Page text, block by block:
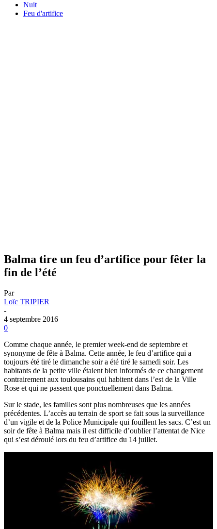
Nuit
Feu d'artifice
Balma tire un feu d’artifice pour fêter la
fin de l’été
Par
Loïc TRIPIER
-
4 septembre 2016
0
Comme chaque année, le premier week-end de septembre et
synonyme de fête à Balma. Cette année, le feu d’artifice qui a
toujours été tiré le dimanche soir a été tiré le samedi soir. Les
habitants de la petite ville étaient bien informés de ce changement
contrairement aux toulousains qui habitent dans l’est de la Ville
Rose et qui ne passent que ponctuellement dans Balma.
Sur le stade, les familles sont plus nombreuses que les années
précédentes. L’accès au terrain de sport se fait sous la surveillance
d’un vigile et de la Police Municipale qui fouillent les sacs. C’est un
soir de fête à Balma mais il est difficile d’oublier l’attentat de Nice
qui s’est déroulé lors du feu d’artifice du 14 juillet.